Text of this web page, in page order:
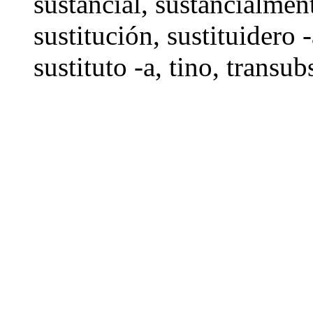
sustitución, sustituidero
sustituto -a, tino,